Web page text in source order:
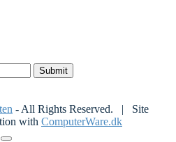
Submit
- All Rights Reserved. | Site
with ComputerWare.dk